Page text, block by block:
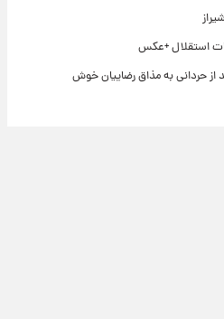
استقلال +عکس
از حردانی به مذاق رضاییان خوش